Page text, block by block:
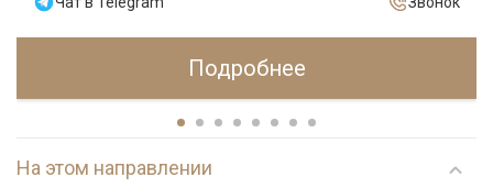
Подробнее
На этом направлении